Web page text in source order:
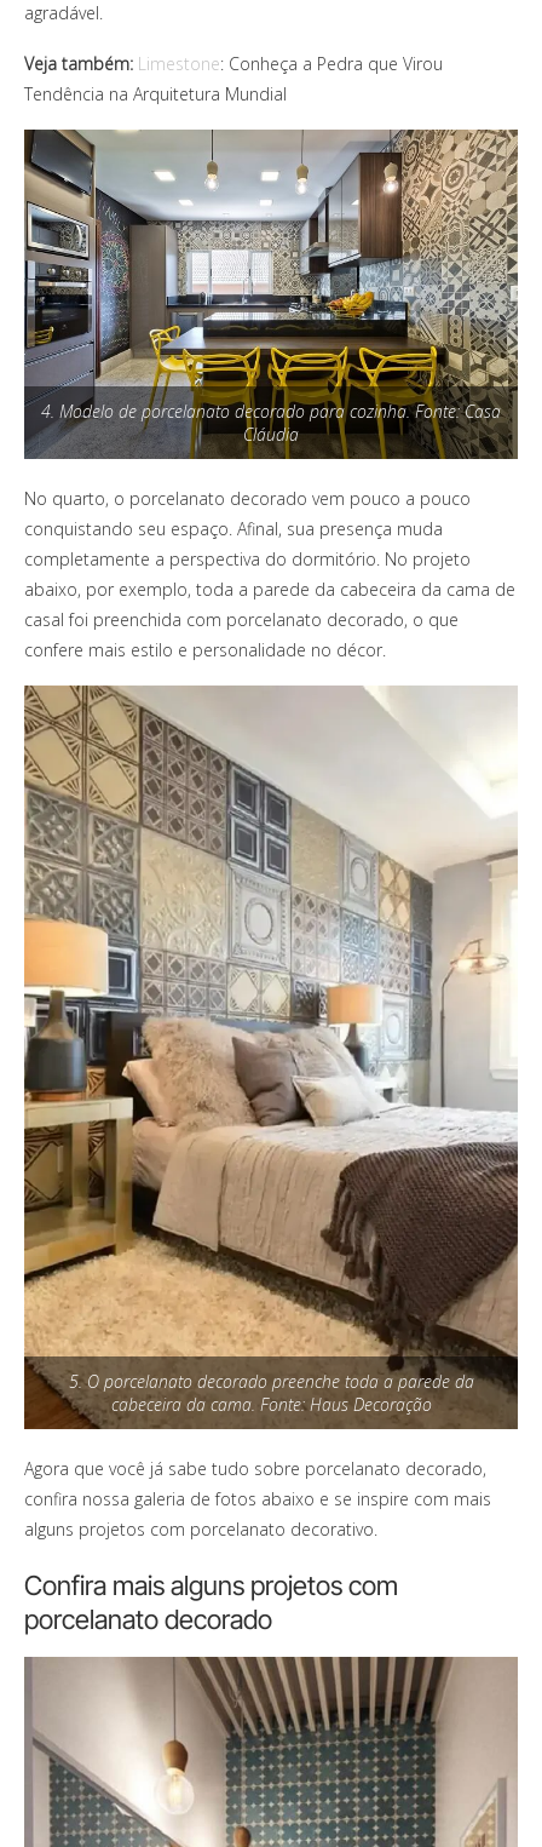
agradável.
Veja também: Limestone: Conheça a Pedra que Virou
Tendência na Arquitetura Mundial
4. Modelo de porcelanato decorado para cozinha. Fonte: Casa
Cláudia
No quarto, o porcelanato decorado vem pouco a pouco
conquistando seu espaço. Afinal, sua presença muda
completamente a perspectiva do dormitório. No projeto
abaixo, por exemplo, toda a parede da cabeceira da cama de
casal foi preenchida com porcelanato decorado, o que
confere mais estilo e personalidade no décor.
5. O porcelanato decorado preenche toda a parede da
cabeceira da cama. Fonte: Haus Decoração
Agora que você já sabe tudo sobre porcelanato decorado,
confira nossa galeria de fotos abaixo e se inspire com mais
alguns projetos com porcelanato decorativo.
Confira mais alguns projetos com
porcelanato decorado